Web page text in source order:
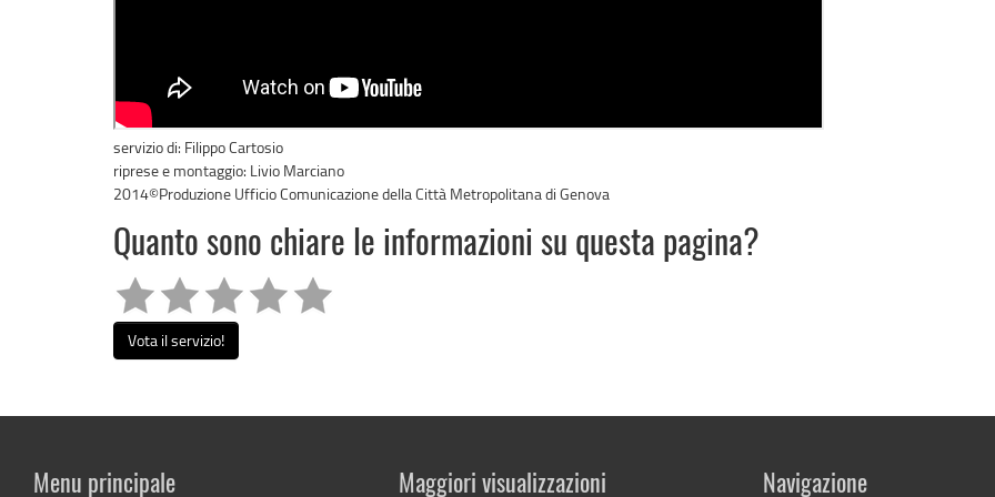
servizio di: Filippo Cartosio
riprese e montaggio: Livio Marciano
2014©Produzione Ufficio Comunicazione della Città Metropolitana di Genova
Quanto sono chiare le informazioni su questa pagina?
Vota il servizio!
Menu principale Maggiori visualizzazioni Navigazione